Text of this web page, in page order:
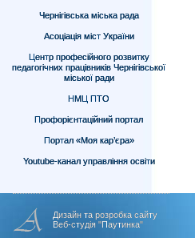
Чернігівська міська рада
Асоціація міст України
Центр професійного розвитку
педагогічних працівників Чернігівської
міської ради
НМЦ ПТО
Профорієнтаційний портал
Портал «Моя кар’єра»
Youtube-канал управління освіти
Дизайн та розробка сайту
Веб-студія "Паутинка"